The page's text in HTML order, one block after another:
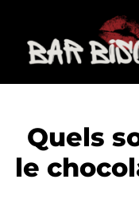
Quels
le